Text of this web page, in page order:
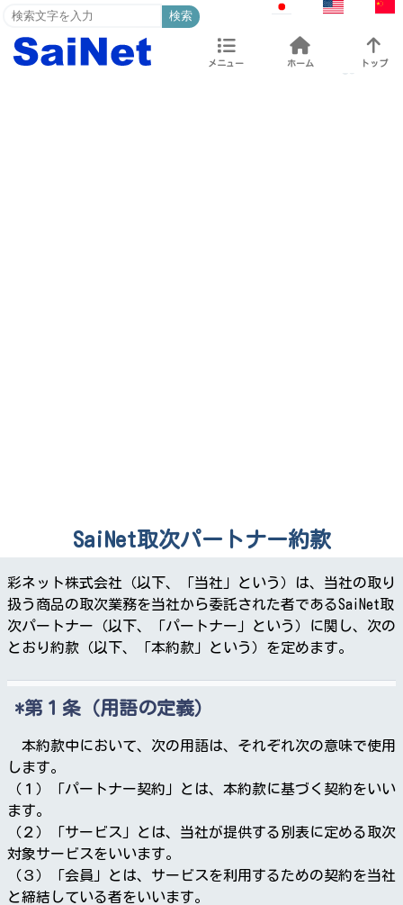
検索
メニュー ホーム トップ
SaiNet取次パートナー約款
彩ネット株式会社（以下、「当社」という）は、当社の取り
扱う商品の取次業務を当社から委託された者であるSaiNet取
次パートナー（以下、「パートナー」という）に関し、次の
とおり約款（以下、「本約款」という）を定めます。
第１条（用語の定義）
本約款中において、次の用語は、それぞれ次の意味で使用
します。
（１）「パートナー契約」とは、本約款に基づく契約をいい
ます。
（２）「サービス」とは、当社が提供する別表に定める取次
対象サービスをいいます。
（３）「会員」とは、サービスを利用するための契約を当社
と締結している者をいいます。